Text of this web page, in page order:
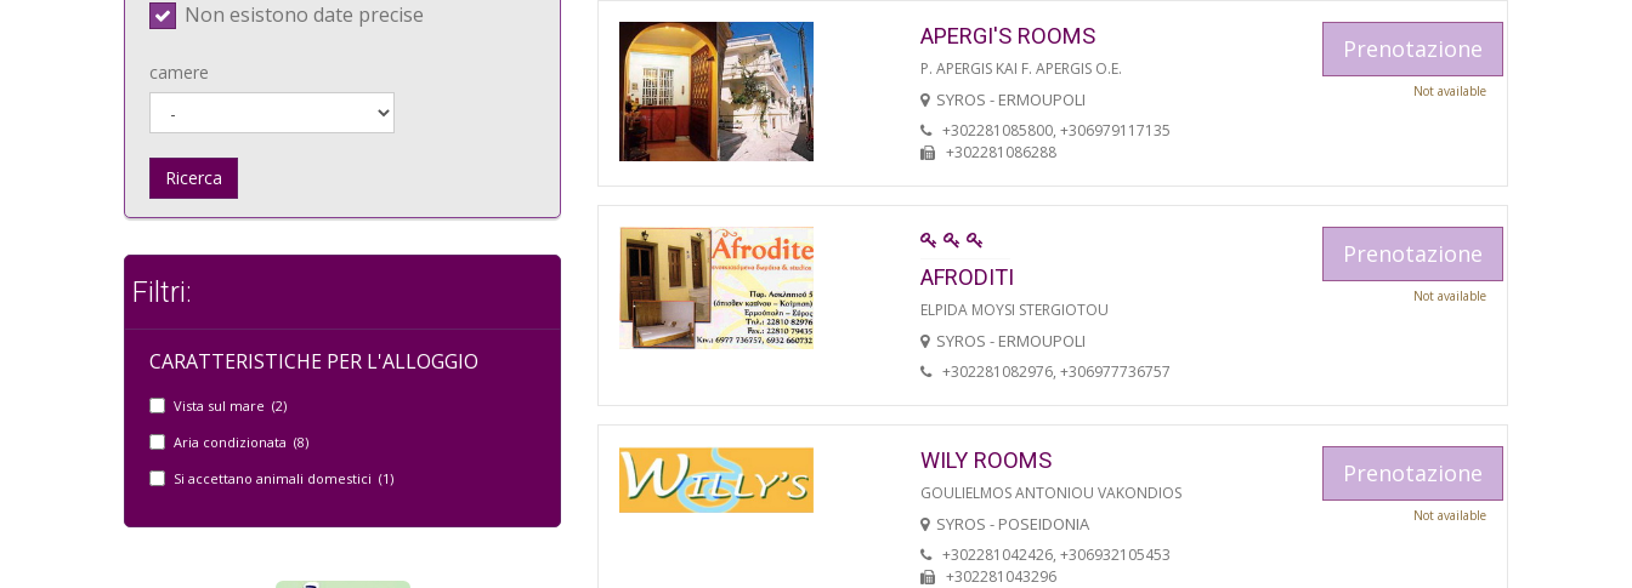
Non esistono date precise
camere
Ricerca
Filtri:
CARATTERISTICHE PER L'ALLOGGIO
Vista sul mare (2)
Aria condizionata (8)
Si accettano animali domestici (1)
APERGI'S ROOMS
P. APERGIS KAI F. APERGIS O.E.
SYROS - ERMOUPOLI
+302281085800, +306979117135
+302281086288
Prenotazione
Not available
AFRODITI
ELPIDA MOYSI STERGIOTOU
SYROS - ERMOUPOLI
+302281082976, +306977736757
Prenotazione
Not available
WILY ROOMS
GOULIELMOS ANTONIOU VAKONDIOS
SYROS - POSEIDONIA
+302281042426, +306932105453
+302281043296
Prenotazione
Not available